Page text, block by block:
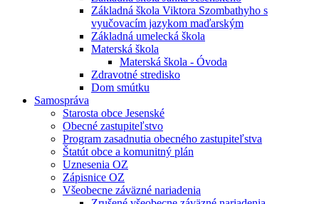
Základná škola Viktora Szombathyho s
vyučovacím jazykom maďarským
Základná umelecká škola
Materská škola
Materská škola - Óvoda
Zdravotné stredisko
Dom smútku
Samospráva
Starosta obce Jesenské
Obecné zastupiteľstvo
Program zasadnutia obecného zastupiteľstva
Štatút obce a komunitný plán
Uznesenia OZ
Zápisnice OZ
Všeobecne záväzné nariadenia